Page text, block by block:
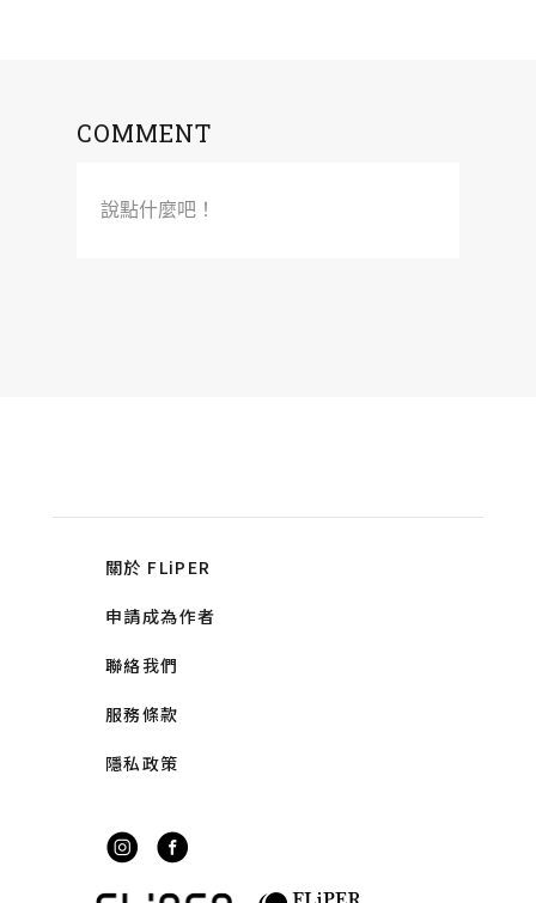
COMMENT
說點什麼吧！
關於 FLiPER
申請成為作者
聯絡我們
服務條款
隱私政策